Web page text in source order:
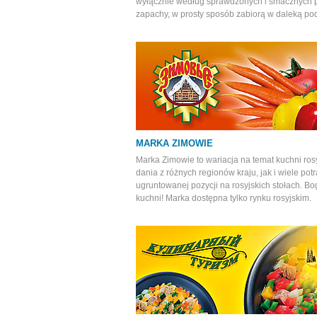
zapachy, w prosty sposób zabiorą w daleką
MARKA ZIMOWIE
Marka Zimowie to wariacja na temat kuchni
dania z różnych regionów kraju, jak i wiele
ugruntowanej pozycji na rosyjskich stołach.
kuchni! Marka dostępna tylko rynku rosyjskim.